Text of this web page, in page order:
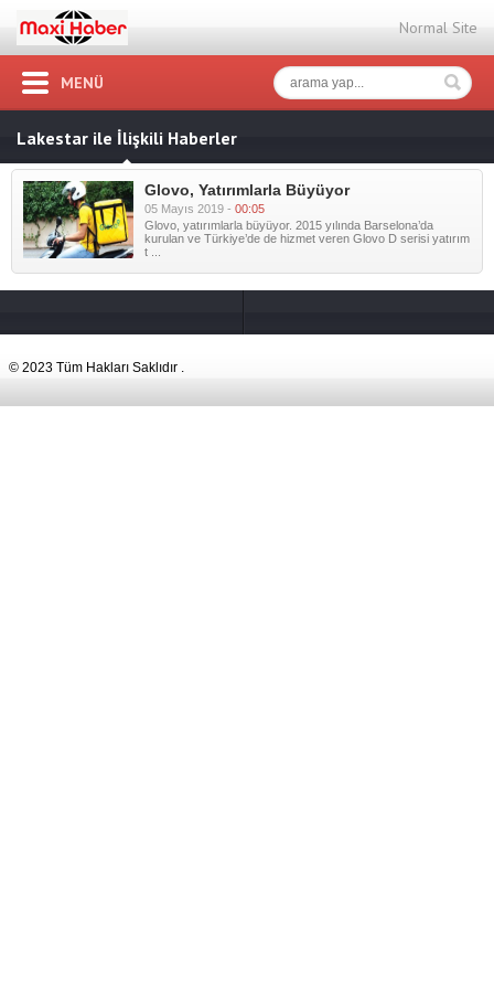
Normal Site
MENÜ
Lakestar ile İlişkili Haberler
Glovo, Yatırımlarla Büyüyor
05 Mayıs 2019 - 00:05
Glovo, yatırımlarla büyüyor. 2015 yılında Barselona’da
kurulan ve Türkiye’de de hizmet veren Glovo D serisi yatırım
t ...
© 2023 Tüm Hakları Saklıdır .